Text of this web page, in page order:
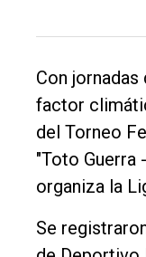
único
DIARIO
Balcarce
Inicio
Con
factor
del Torneo
"Toto Guerra
organiza la
Se